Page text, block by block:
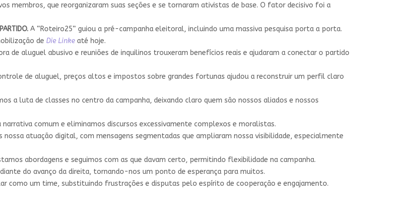
membros, que reorganizaram suas seções e se tornaram ativistas de base. O fator decisivo foi a
A “Roteiro25” guiou a pré-campanha eleitoral, incluindo uma massiva pesquisa porta a porta.
de Die Linke até hoje.
de aluguel abusivo e reuniões de inquilinos trouxeram benefícios reais e ajudaram a conectar o partido
de aluguel, preços altos e impostos sobre grandes fortunas ajudou a reconstruir um perfil claro
a luta de classes no centro da campanha, deixando claro quem são nossos aliados e nossos
narrativa comum e eliminamos discursos excessivamente complexos e moralistas.
nossa atuação digital, com mensagens segmentadas que ampliaram nossa visibilidade, especialmente
abordagens e seguimos com as que davam certo, permitindo flexibilidade na campanha.
do avanço da direita, tornando-nos um ponto de esperança para muitos.
como um time, substituindo frustrações e disputas pelo espírito de cooperação e engajamento.